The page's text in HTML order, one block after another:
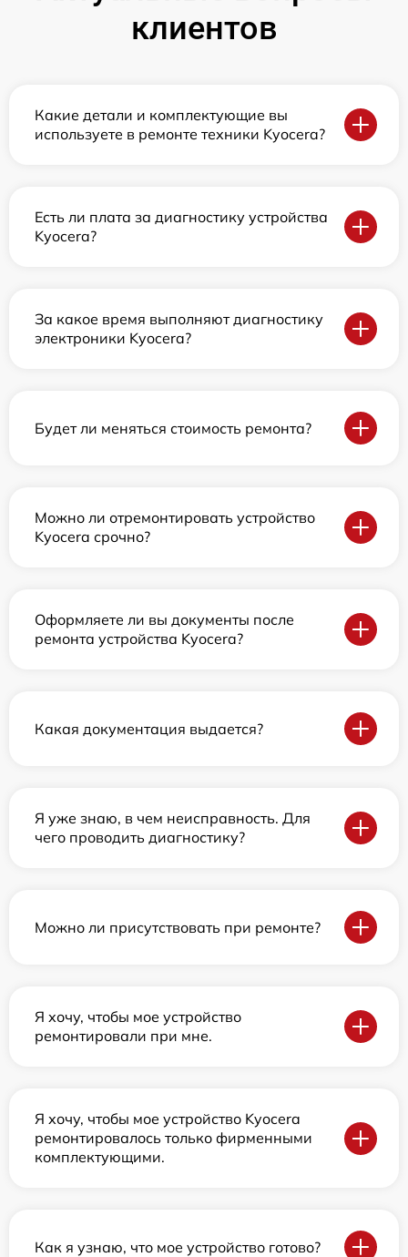
клиентов
Какие детали и комплектующие вы
используете в ремонте техники Kyocera?
Есть ли плата за диагностику устройства
Kyocera?
За какое время выполняют диагностику
электроники Kyocera?
Будет ли меняться стоимость ремонта?
Можно ли отремонтировать устройство
Kyocera срочно?
Оформляете ли вы документы после
ремонта устройства Kyocera?
Какая документация выдается?
Я уже знаю, в чем неисправность. Для
чего проводить диагностику?
Можно ли присутствовать при ремонте?
Я хочу, чтобы мое устройство
ремонтировали при мне.
Я хочу, чтобы мое устройство Kyocera
ремонтировалось только фирменными
комплектующими.
Как я узнаю, что мое устройство готово?